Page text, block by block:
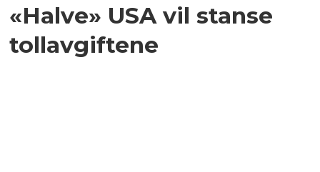
«Halve» USA vil stanse
tollavgiftene